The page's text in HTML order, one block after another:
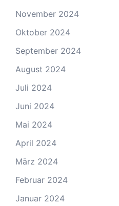
November 2024
Oktober 2024
September 2024
August 2024
Juli 2024
Juni 2024
Mai 2024
April 2024
März 2024
Februar 2024
Januar 2024